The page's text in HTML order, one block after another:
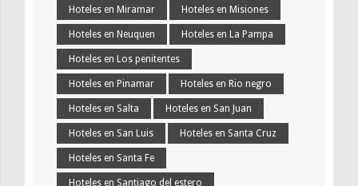
Hoteles en Miramar Hoteles en Misiones
Hoteles en Neuquen Hoteles en La Pampa
Hoteles en Los penitentes
Hoteles en Pinamar Hoteles en Rio negro
Hoteles en Salta Hoteles en San Juan
Hoteles en San Luis Hoteles en Santa Cruz
Hoteles en Santa Fe
Hoteles en Santiago del estero